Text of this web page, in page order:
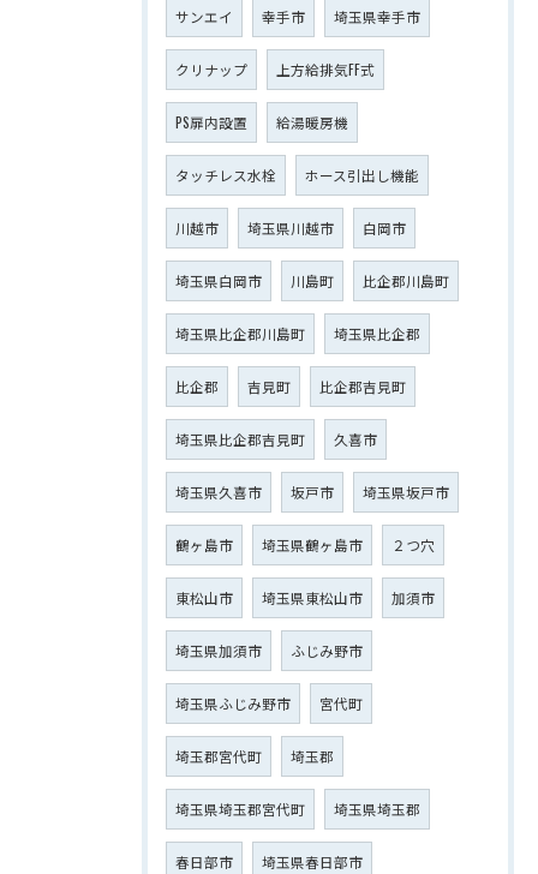
サンエイ 幸手市 埼玉県幸手市
クリナップ 上方給排気FF式
PS扉内設置 給湯暖房機
タッチレス水栓 ホース引出し機能
川越市 埼玉県川越市 白岡市
埼玉県白岡市 川島町 比企郡川島町
埼玉県比企郡川島町 埼玉県比企郡
比企郡 吉見町 比企郡吉見町
埼玉県比企郡吉見町 久喜市
埼玉県久喜市 坂戸市 埼玉県坂戸市
鶴ヶ島市 埼玉県鶴ヶ島市 ２つ穴
東松山市 埼玉県東松山市 加須市
埼玉県加須市 ふじみ野市
埼玉県ふじみ野市 宮代町
埼玉郡宮代町 埼玉郡
埼玉県埼玉郡宮代町 埼玉県埼玉郡
春日部市 埼玉県春日部市